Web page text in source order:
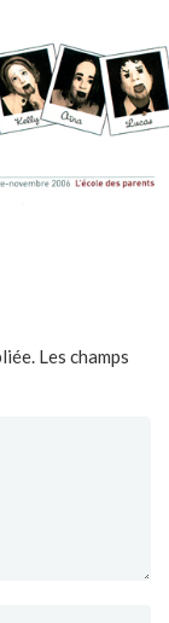
Les champs